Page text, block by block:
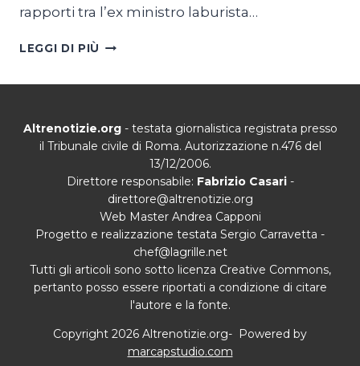
rapporti tra l’ex ministro laburista…
LEGGI DI PIÙ STARMER
EPSTEIN
Altrenotizie.org- testata giornalistica registrata presso
il Tribunale civile di Roma. Autorizzazione n.476 del
13/12/2006.
Direttore responsabile: Fabrizio Casari-
direttore@altrenotizie.org
Web Master Andrea Capponi
Progetto e realizzazione testata Sergio Carravetta -
chef@lagrille.net
Tutti gli articoli sono sotto licenza Creative Commons,
pertanto posso essere riportati a condizione di citare
l'autore e la fonte.
Copyright 2026 Altrenotizie.org- Powered by
marcapstudio.com